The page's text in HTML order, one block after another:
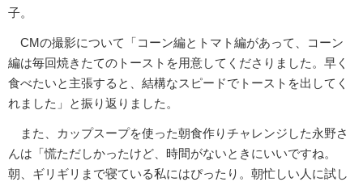
子。
CMの撮影について「コーン編とトマト編があって、コーン
編は毎回焼きたてのトーストを用意してくださりました。早く
食べたいと主張すると、結構なスピードでトーストを出してく
れました」と振り返りました。
また、カップスープを使った朝食作りチャレンジした永野さ
んは「慌ただしかったけど、時間がないときにいいですね。
朝、ギリギリまで寝ている私にはぴったり。朝忙しい人に試し